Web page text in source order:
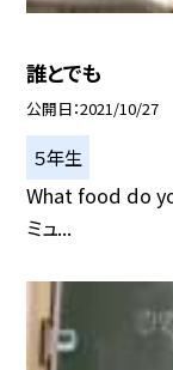
誰とでも
公開日 2021/10/27
５年生
What food do
ミュ...